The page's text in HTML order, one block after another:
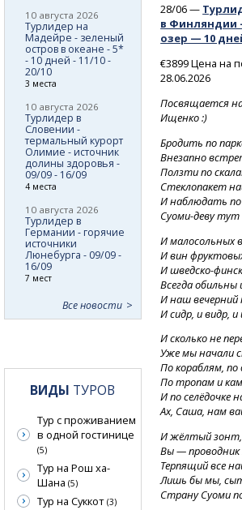
28/06 —
в Финляндии
озер — 10
€3899 Цена на
28.06.2026
Посвящается
Ищенко :)
Бродить по
Внезапно
Ползти по
Стеклопакет
И наблюдать
Суоми-девутут
И малосольных
И вин
И шведско-
Всегда обильны
И наш вечерний
И сидр, и видр,
И сколько не
Уже мы начали
По кораблям,
По тропам и
И по селёдочке
Ах, Саша, нам
И жёлтый зонт,
Вы —
Терпящий все
Лишь бы мы,
Страну Суоми
10 августа 2026
Турлидер на
Мадейре - зеленый
остров в океане - 5*
- 10 дней - 11/10 -
20/10
3 места
10 августа 2026
Турлидер в
Словении -
термальный курорт
Олимие - источник
долины здоровья -
09/09 - 16/09
4 места
10 августа 2026
Турлидер в
Германии - горячие
источники
Люнебурга - 09/09 -
16/09
7 мест
Все новости
ВИДЫ ТУРОВ
Тур с проживанием
в одной гостинице
(5)
Тур на Рош ха-
Шана (5)
Тур на Суккот (3)